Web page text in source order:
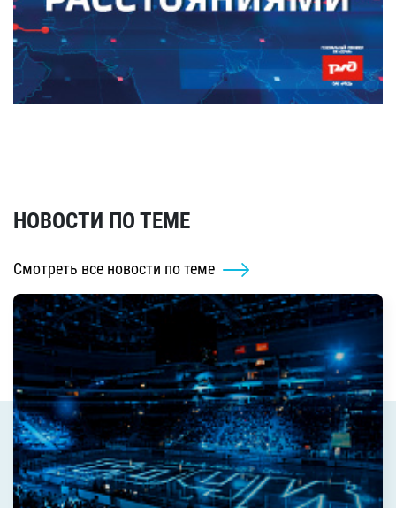
НОВОСТИ ПО ТЕМЕ
Смотреть все новости по теме